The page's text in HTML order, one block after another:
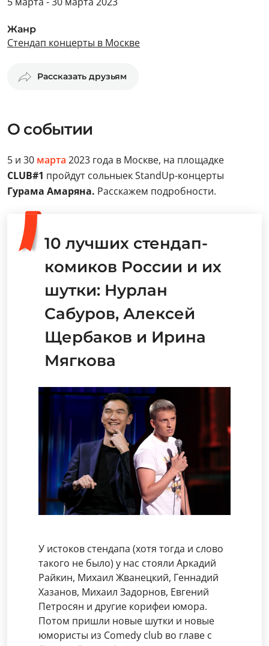
Жанр
Стендап концерты в Москве
Рассказать друзьям
О событии
5 и 30 марта 2023 года в Москве, на площадке
CLUB#1 пройдут сольныек StandUp-концерты
Гурама Амаряна. Расскажем подробности.
10 лучших стендап-
комиков России и их
шутки: Нурлан
Сабуров, Алексей
Щербаков и Ирина
Мягкова
У истоков стендапа (хотя тогда и слово
такого не было) у нас стояли Аркадий
Райкин, Михаил Жванецкий, Геннадий
Хазанов, Михаил Задорнов, Евгений
Петросян и другие корифеи юмора.
Потом пришли новые шутки и новые
юмористы из Comedy club во главе с